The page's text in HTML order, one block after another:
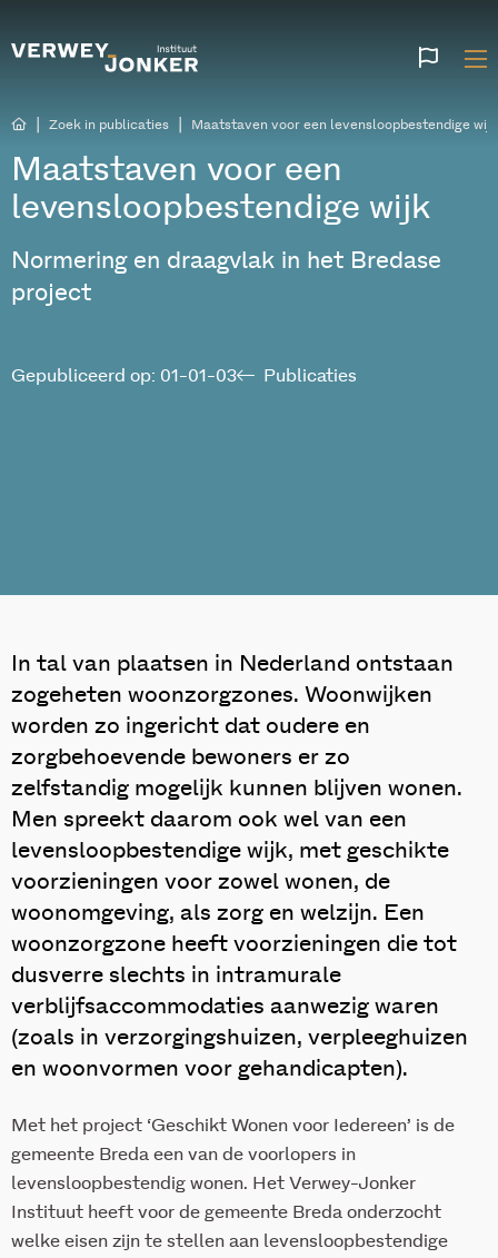
Zoek in publicaties Maatstaven voor een levensloopbestendige wijk
Maatstaven voor een
levensloopbestendige wijk
Normering en draagvlak in het Bredase
project
Publicaties
Gepubliceerd op: 01-01-03
In tal van plaatsen in Nederland ontstaan
zogeheten woonzorgzones. Woonwijken
worden zo ingericht dat oudere en
zorgbehoevende bewoners er zo
zelfstandig mogelijk kunnen blijven wonen.
Men spreekt daarom ook wel van een
levensloopbestendige wijk, met geschikte
voorzieningen voor zowel wonen, de
woonomgeving, als zorg en welzijn. Een
woonzorgzone heeft voorzieningen die tot
dusverre slechts in intramurale
verblijfsaccommodaties aanwezig waren
(zoals in verzorgingshuizen, verpleeghuizen
en woonvormen voor gehandicapten).
Met het project ‘Geschikt Wonen voor Iedereen’ is de
gemeente Breda een van de voorlopers in
levensloopbestendig wonen. Het Verwey-Jonker
Instituut heeft voor de gemeente Breda onderzocht
welke eisen zijn te stellen aan levensloopbestendige